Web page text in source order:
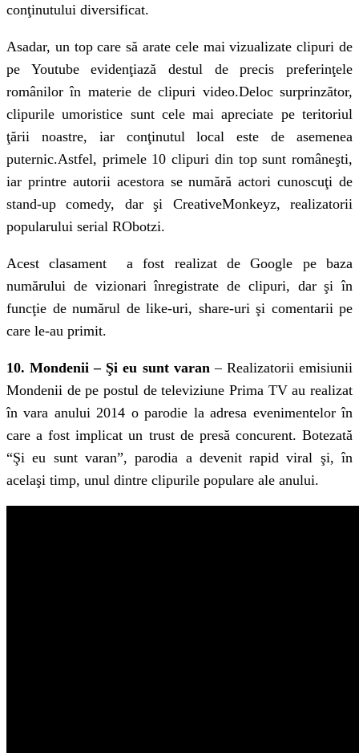
conţinutului diversificat.
Asadar, un top care să arate cele mai vizualizate clipuri de
pe Youtube evidenţiază destul de precis preferinţele
românilor în materie de clipuri video.Deloc surprinzător,
clipurile umoristice sunt cele mai apreciate pe teritoriul
ţării noastre, iar conţinutul local este de asemenea
puternic.Astfel, primele 10 clipuri din top sunt româneşti,
iar printre autorii acestora se numără actori cunoscuţi de
stand-up comedy, dar şi CreativeMonkeyz, realizatorii
popularului serial RObotzi.
Acest clasament a fost realizat de Google pe baza
numărului de vizionari înregistrate de clipuri, dar şi în
funcţie de numărul de like-uri, share-uri şi comentarii pe
care le-au primit.
10. Mondenii – Şi eu sunt varan – Realizatorii emisiunii
Mondenii de pe postul de televiziune Prima TV au realizat
în vara anului 2014 o parodie la adresa evenimentelor în
care a fost implicat un trust de presă concurent. Botezată
“Şi eu sunt varan”, parodia a devenit rapid viral şi, în
acelaşi timp, unul dintre clipurile populare ale anului.